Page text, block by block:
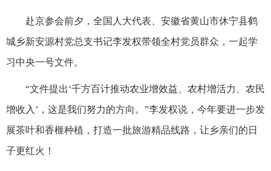
赴京参会前夕，全国人大代表、安徽省黄山市休宁县鹤
城乡新安源村党总支书记李发权带领全村党员群众，一起学
习中央一号文件。
“文件提出‘千方百计推动农业增效益、农村增活力、农民
增收入’，这是我们努力的方向。”李发权说，今年要进一步发
展茶叶和香榧种植，打造一批旅游精品线路，让乡亲们的日
子更红火！